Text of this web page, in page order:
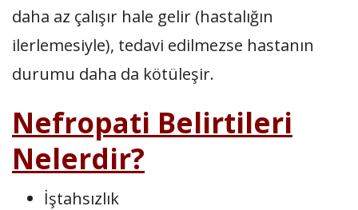
daha az çalışır hale gelir (hastalığın
ilerlemesiyle), tedavi edilmezse hastanın
durumu daha da kötüleşir.
Nefropati Belirtileri
Nelerdir?
İştahsızlık